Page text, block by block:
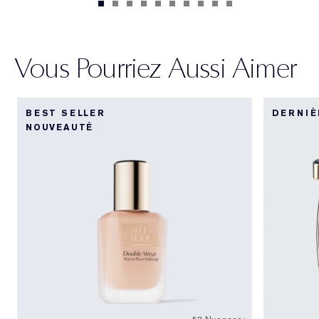
Vous Pourriez Aussi Aimer
BEST SELLER
NOUVEAUTÉ